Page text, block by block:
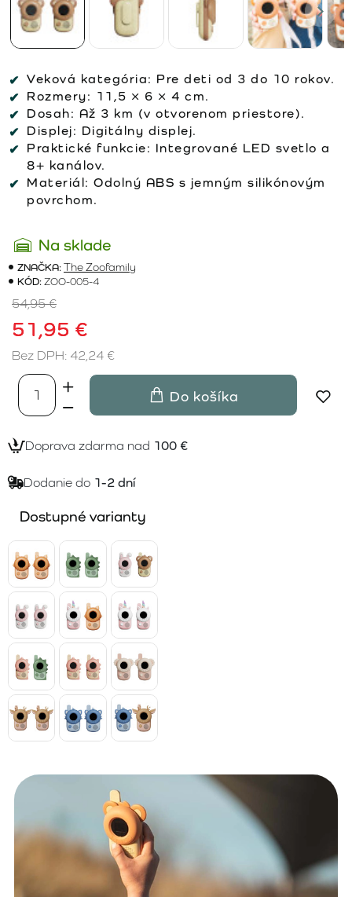
Veková kategória: Pre deti od 3 do 10 rokov.
Rozmery: 11,5 × 6 × 4 cm.
Dosah: Až 3 km (v otvorenom priestore).
Displej: Digitálny displej.
Praktické funkcie: Integrované LED svetlo a
8+ kanálov.
Materiál: Odolný ABS s jemným silikónovým
povrchom.
Na sklade
ZNAČKA:The Zoofamily
KÓD:ZOO-005-4
51,95 €
54,95 €
Bez DPH: 42,24 €
Do košíka
Doprava zdarma nad 100 €
Dodanie do 1-2 dní
Dostupné varianty